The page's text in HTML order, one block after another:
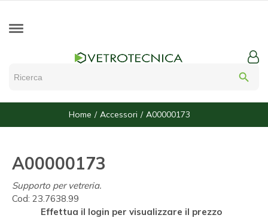
search
Home Accessori A00000173
A00000173
Supporto per vetreria.
Cod: 23.7638.99
Effettua il login per visualizzare il prezzo